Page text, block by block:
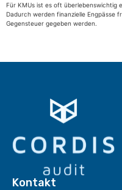
Für KMUs ist es oft überlebenswichtig
Dadurch werden finanzielle Engpässe
Gegensteuer gegeben werden.
Kontakt